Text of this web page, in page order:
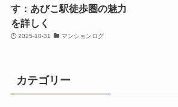
す：あびこ駅徒歩圏の魅力
を詳しく
2025-10-31 マンションログ
カテゴリー